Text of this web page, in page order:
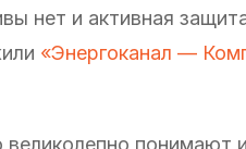
нет и активная
«Энергоканал —
великолепно